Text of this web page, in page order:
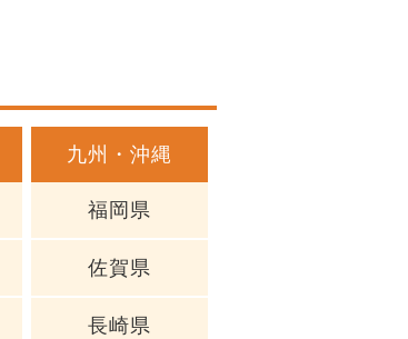
九州・沖縄
福岡県
佐賀県
長崎県